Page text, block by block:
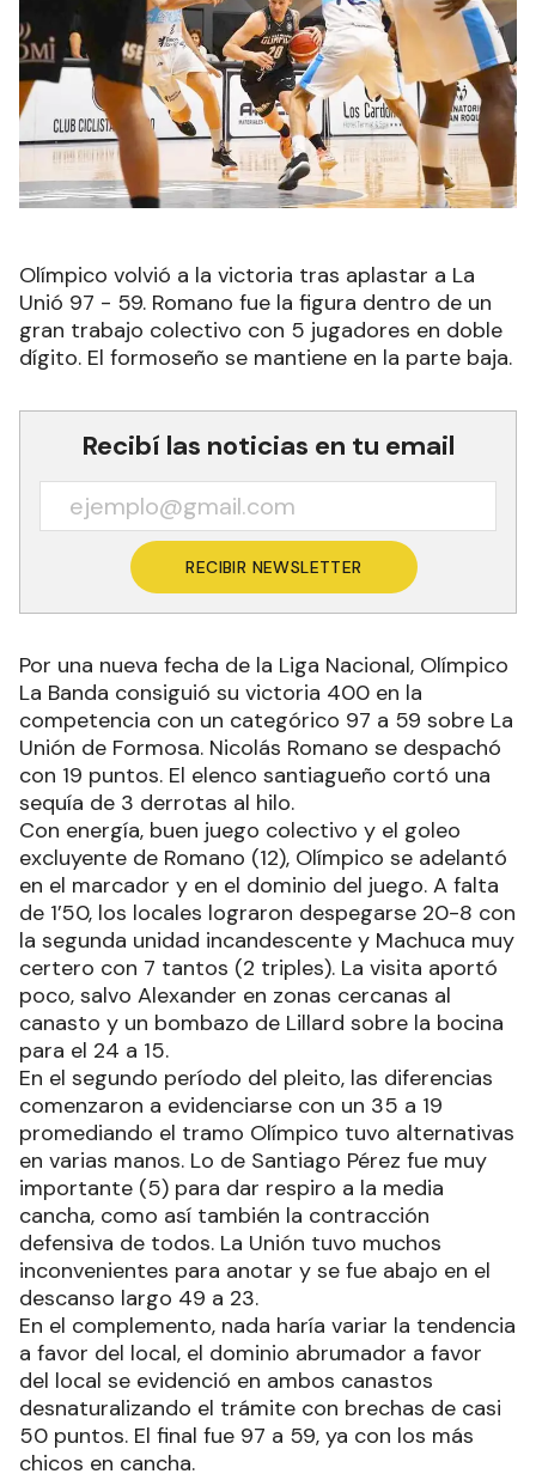
Olímpico volvió a la victoria tras aplastar a La
Unió 97 - 59. Romano fue la figura dentro de un
gran trabajo colectivo con 5 jugadores en doble
dígito. El formoseño se mantiene en la parte baja.
Recibí las noticias en tu email
RECIBIR NEWSLETTER
Por una nueva fecha de la Liga Nacional, Olímpico
La Banda consiguió su victoria 400 en la
competencia con un categórico 97 a 59 sobre La
Unión de Formosa. Nicolás Romano se despachó
con 19 puntos. El elenco santiagueño cortó una
sequía de 3 derrotas al hilo.
Con energía, buen juego colectivo y el goleo
excluyente de Romano (12), Olímpico se adelantó
en el marcador y en el dominio del juego. A falta
de 1’50, los locales lograron despegarse 20-8 con
la segunda unidad incandescente y Machuca muy
certero con 7 tantos (2 triples). La visita aportó
poco, salvo Alexander en zonas cercanas al
canasto y un bombazo de Lillard sobre la bocina
para el 24 a 15.
En el segundo período del pleito, las diferencias
comenzaron a evidenciarse con un 35 a 19
promediando el tramo Olímpico tuvo alternativas
en varias manos. Lo de Santiago Pérez fue muy
importante (5) para dar respiro a la media
cancha, como así también la contracción
defensiva de todos. La Unión tuvo muchos
inconvenientes para anotar y se fue abajo en el
descanso largo 49 a 23.
En el complemento, nada haría variar la tendencia
a favor del local, el dominio abrumador a favor
del local se evidenció en ambos canastos
desnaturalizando el trámite con brechas de casi
50 puntos. El final fue 97 a 59, ya con los más
chicos en cancha.